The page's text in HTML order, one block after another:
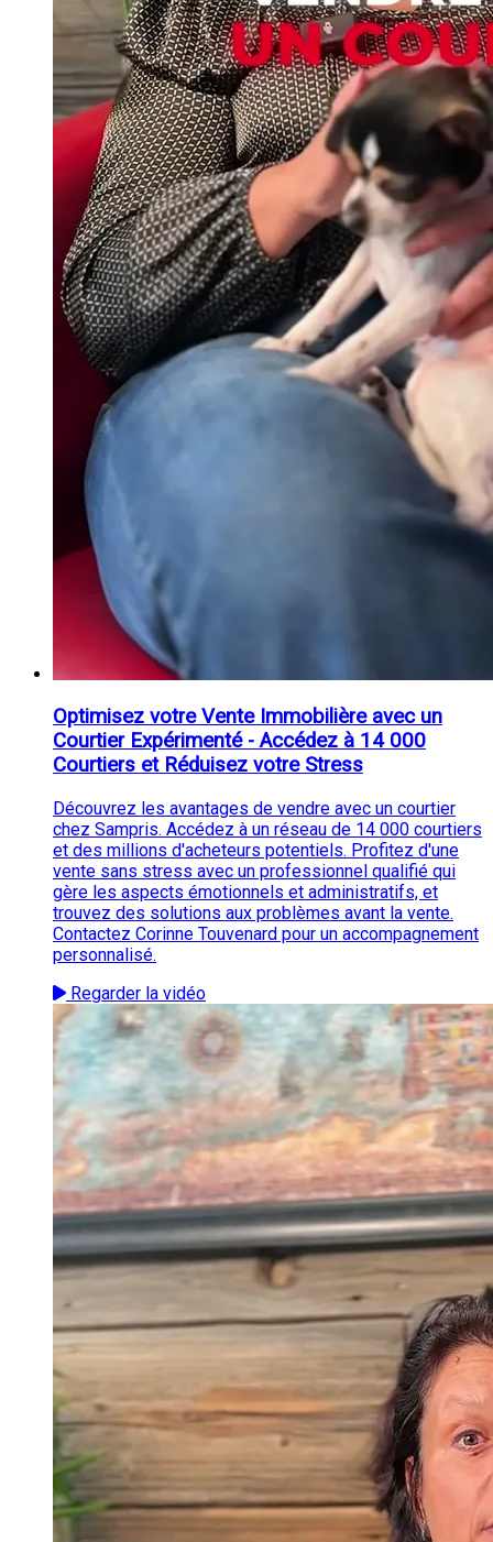
Optimisez votre Vente Immobilière avec un
Courtier Expérimenté - Accédez à 14 000
Courtiers et Réduisez votre Stress
Découvrez les avantages de vendre avec un courtier
chez Sampris. Accédez à un réseau de 14 000 courtiers
et des millions d'acheteurs potentiels. Profitez d'une
vente sans stress avec un professionnel qualifié qui
gère les aspects émotionnels et administratifs, et
trouvez des solutions aux problèmes avant la vente.
Contactez Corinne Touvenard pour un accompagnement
personnalisé.
Regarder la vidéo